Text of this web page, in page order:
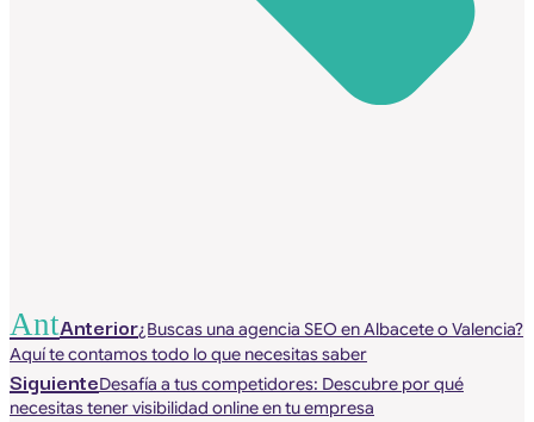
AntAnterior¿Buscas una agencia SEO en Albacete o Valencia?
Aquí te contamos todo lo que necesitas saber
SiguienteDesafía a tus competidores: Descubre por qué
necesitas tener visibilidad online en tu empresa